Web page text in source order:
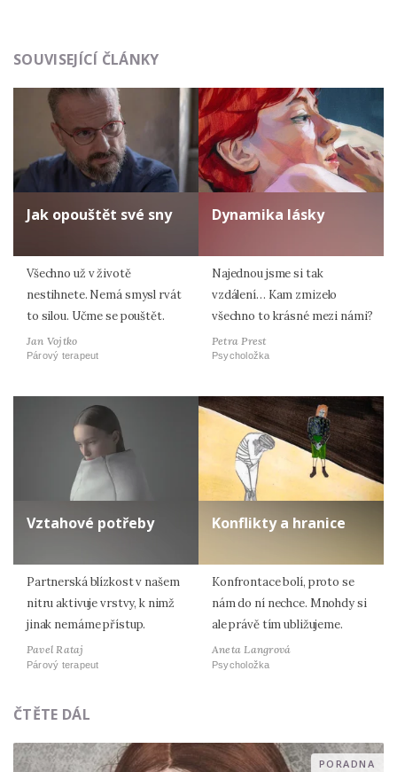
údajů.
SOUVISEJÍCÍ ČLÁNKY
Jak opouštět své sny
Všechno už v životě
nestihnete. Nemá smysl rvát
to silou. Učme se pouštět.
Jan Vojtko
Párový terapeut
Dynamika lásky
Najednou jsme si tak
vzdálení… Kam zmizelo
všechno to krásné mezi námi?
Petra Prest
Psycholožka
Vztahové potřeby
Partnerská blízkost v našem
nitru aktivuje vrstvy, k nimž
jinak nemáme přístup.
Pavel Rataj
Párový terapeut
Konflikty a hranice
Konfrontace bolí, proto se
nám do ní nechce. Mnohdy si
ale právě tím ubližujeme.
Aneta Langrová
Psycholožka
ČTĚTE DÁL
PORADNA